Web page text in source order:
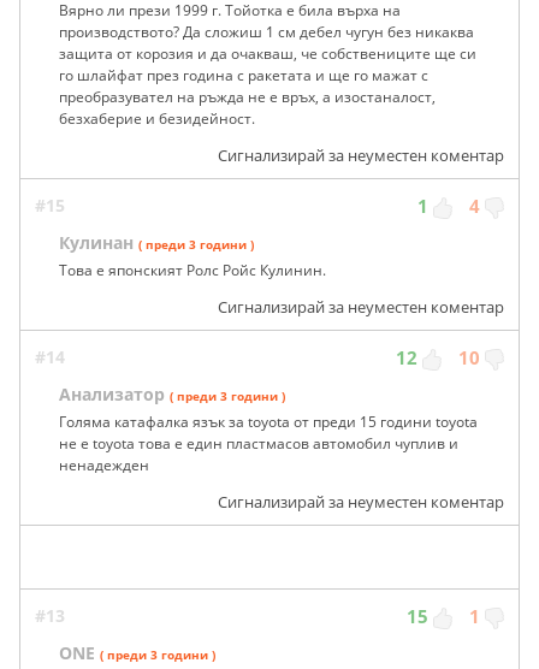
Вярно ли прези 1999 г. Тойотка е била върха на
производството? Да сложиш 1 см дебел чyгун без никаква
защита от корозия и да очакваш, че собствениците ще си
го шлайфат през година с ракетата и ще го мажат с
преобразувател на ръжда не е връх, а изостаналост,
безхаберие и безидейност.
Сигнализирай за неуместен коментар
#15 1 4
Кулинан ( преди 3 години )
Това е японският Ролс Ройс Кулинин.
Сигнализирай за неуместен коментар
#14 12 10
Анализатор ( преди 3 години )
Голяма катафалка язък за toyota от преди 15 години toyota
не е toyota това е един пластмасов автомобил чуплив и
ненадежден
Сигнализирай за неуместен коментар
#13 15 1
ONE ( преди 3 години )